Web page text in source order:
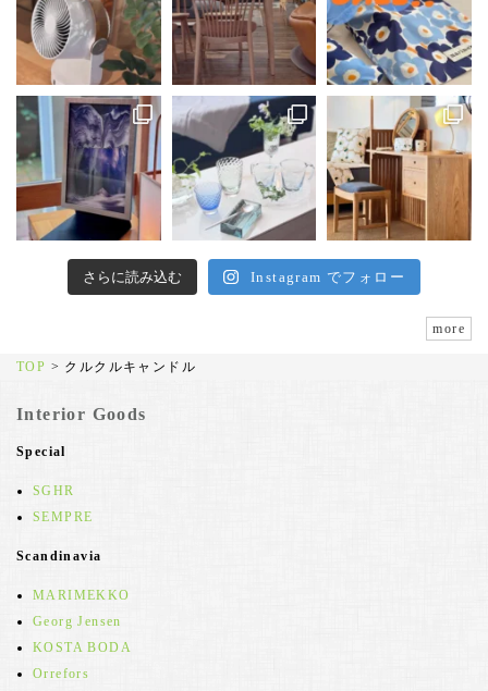
さらに読み込む Instagram でフォロー
more
TOP > クルクルキャンドル
Interior Goods
Special
SGHR
SEMPRE
Scandinavia
MARIMEKKO
Georg Jensen
KOSTA BODA
Orrefors